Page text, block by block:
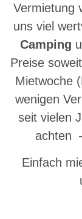
Vermietung
uns viel
Camping
Preise
Mietwoche
wenigen
seit vielen
achten
Einfach